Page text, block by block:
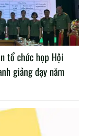
tổ chức họp Hội
giảng dạy năm